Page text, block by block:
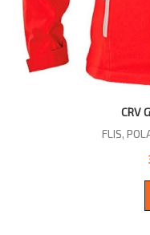
CRV
FLIS,